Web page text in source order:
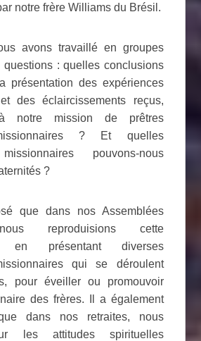
notre frère Williams du Brésil.
avons travaillé en groupes
questions : quelles conclusions
présentation des expériences
des éclaircissements reçus,
notre mission de prêtres
? Et quelles
pouvons-nous
?
que dans nos Assemblées
reproduisions cette
en présentant diverses
qui se déroulent
pour éveiller ou promouvoir
des frères.
Il a également
dans nos retraites, nous
les attitudes spirituelles